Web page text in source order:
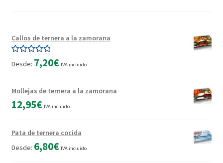
Callos de ternera a la zamorana
Valorado con
de 5
Desde: 7,20€ IVA incluido
Mollejas de ternera a la zamorana
12,95€ IVA incluido
Pata de ternera cocida
Desde: 6,80€ IVA incluido